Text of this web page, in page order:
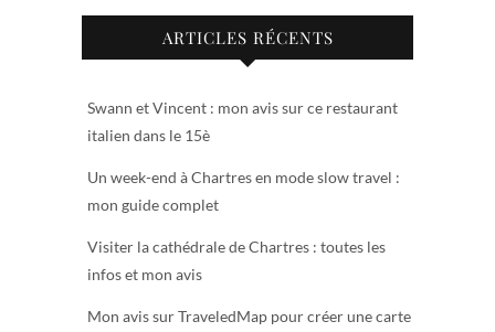
ARTICLES RÉCENTS
Swann et Vincent : mon avis sur ce restaurant
italien dans le 15è
Un week-end à Chartres en mode slow travel :
mon guide complet
Visiter la cathédrale de Chartres : toutes les
infos et mon avis
Mon avis sur TraveledMap pour créer une carte